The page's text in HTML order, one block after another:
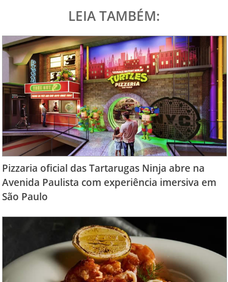
LEIA TAMBÉM:
Pizzaria oficial das Tartarugas Ninja abre na
Avenida Paulista com experiência imersiva em
São Paulo